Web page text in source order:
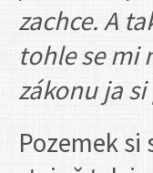
zachce. A
tohle se mi
zákonu ja
Pozemek